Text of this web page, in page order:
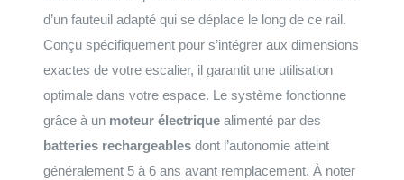
d’un fauteuil adapté qui se déplace le long de ce rail.
Conçu spécifiquement pour s’intégrer aux dimensions
exactes de votre escalier, il garantit une utilisation
optimale dans votre espace. Le système fonctionne
grâce à un moteur électrique alimenté par des
batteries rechargeables dont l’autonomie atteint
généralement 5 à 6 ans avant remplacement. À noter